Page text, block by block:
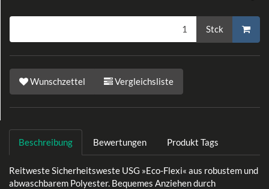
Stck
Wunschzettel Vergleichsliste
Beschreibung Bewertungen Produkt Tags
Reitweste Sicherheitsweste USG »Eco-Flexi« aus robustem und
abwaschbarem Polyester. Bequemes Anziehen durch